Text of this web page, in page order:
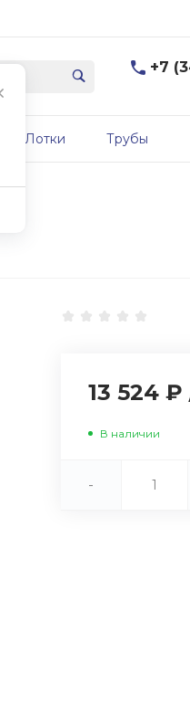
+7
г.
Лотки Трубы
13 524 ₽
В наличии
-